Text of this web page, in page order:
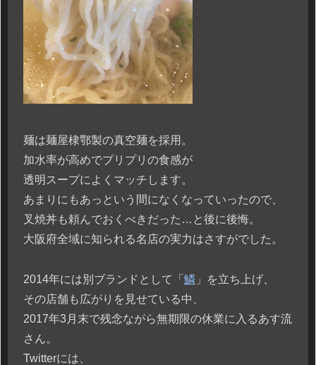
麺は麺屋棣鄂製の真空麺を採用。
加水率が高めでプリプリの食感が
透明スープによくマッチします。
あまりにもあっという間になくなっていったので、
叉焼丼も頼んでおくべきだった…と後に後悔。
大阪府全域に知られる名店の実力はさすがでした。
2014年には別ブランドとして「 鱗 」を立ち上げ、
その店舗も広がりを見せている中、
2017年3月末で残念ながら無期限の休業に入るあす流
さん。
Twitterには、